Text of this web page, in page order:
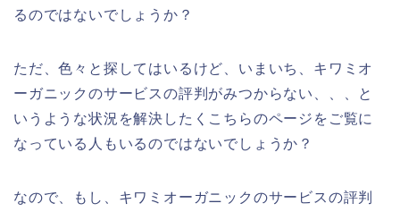
るのではないでしょうか？
ただ、色々と探してはいるけど、いまいち、キワミオ
ーガニックのサービスの評判がみつからない、、、と
いうような状況を解決したくこちらのページをご覧に
なっている人もいるのではないでしょうか？
なので、もし、キワミオーガニックのサービスの評判